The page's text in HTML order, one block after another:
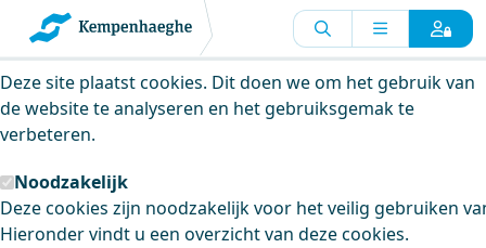
Kempenhaeghe maakt gebruik van
cookies
Deze site plaatst cookies. Dit doen we om het gebruik van
de website te analyseren en het gebruiksgemak te
verbeteren.
Noodzakelijk
Deze cookies zijn noodzakelijk voor het veilig gebruiken
Hieronder vindt u een overzicht van deze cookies.